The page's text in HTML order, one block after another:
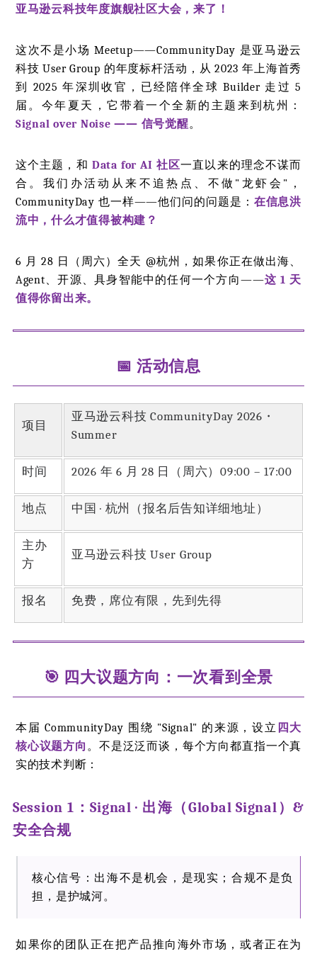
亚马逊云科技年度旗舰社区大会，来了！
这次不是小场 Meetup——CommunityDay 是亚马逊云
科技 User Group 的年度标杆活动，从 2023 年上海首秀
到 2025 年深圳收官，已经陪伴全球 Builder 走过 5
届。今年夏天，它带着一个全新的主题来到杭州：
Signal over Noise —— 信号觉醒。
这个主题，和 Data for AI 社区一直以来的理念不谋而
合。我们办活动从来不追热点、不做"龙虾会"，
CommunityDay 也一样——他们问的问题是： 在信息洪
流中，什么才值得被构建？
6 月 28 日（周六）全天 @杭州，如果你正在做出海、
Agent、开源、具身智能中的任何一个方向——这 1 天
值得你留出来。
📅 活动信息
项目
亚马逊云科技 CommunityDay 2026・
Summer
时间 2026 年 6 月 28 日（周六）09:00 – 17:00
地点 中国 · 杭州（报名后告知详细地址）
主办
方
亚马逊云科技 User Group
报名 免费，席位有限，先到先得
🎯 四大议题方向：一次看到全景
本届 CommunityDay 围绕 "Signal" 的来源，设立 四大
核心议题方向 。不是泛泛而谈，每个方向都直指一个真
实的技术判断：
Session 1：Signal · 出海（Global Signal）&
安全合规
核心信号：出海不是机会，是现实；合规不是负
担，是护城河。
如果你的团队正在把产品推向海外市场，或者正在为